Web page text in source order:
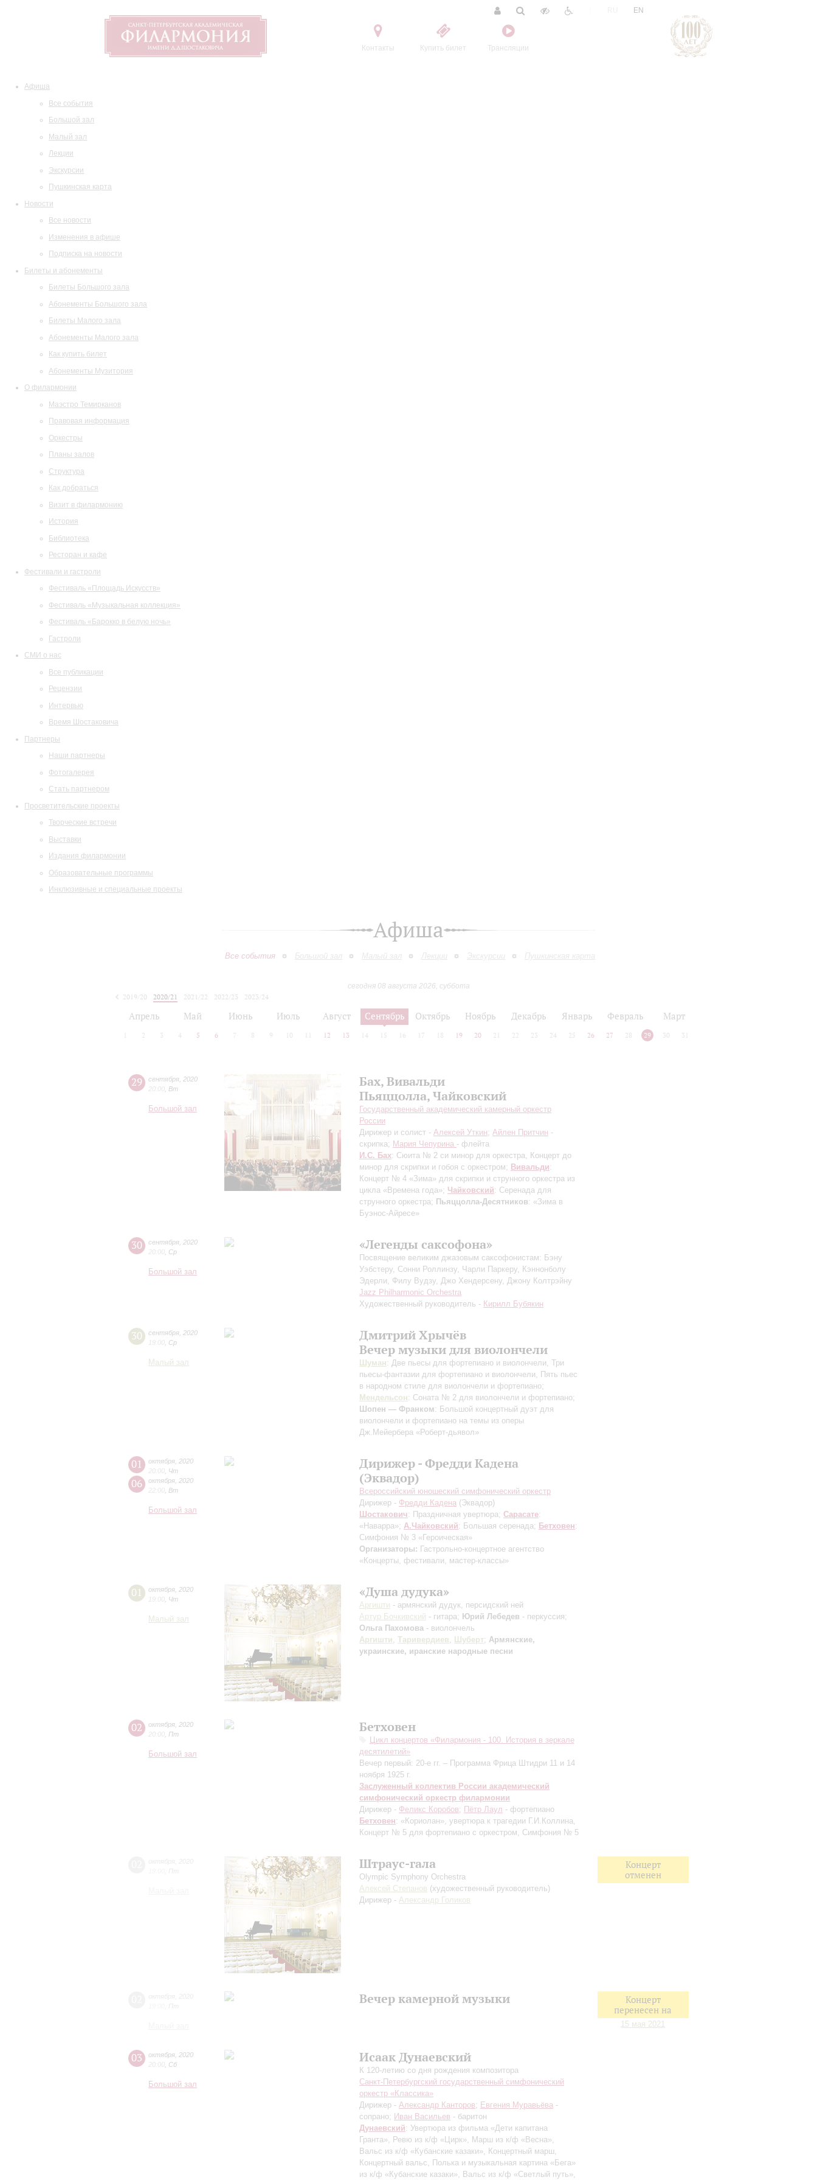
Контакты Купить билет Трансляции
EN
Афиша
Все события
Большой зал
Малый зал
Лекции
Экскурсии
Пушкинская карта
Новости
Все новости
Изменения в афише
Подписка на новости
Билеты и абонементы
Билеты Большого зала
Абонементы Большого зала
Билеты Малого зала
Абонементы Малого зала
Как купить билет
Абонементы Музитория
О филармонии
Маэстро Темирканов
Правовая информация
Оркестры
Планы залов
Структура
Как добраться
Визит в филармонию
История
Библиотека
Ресторан и кафе
Фестивали и гастроли
Фестиваль «Площадь Искусств»
Фестиваль «Музыкальная коллекция»
Фестиваль «Барокко в белую ночь»
Гастроли
СМИ о нас
Все публикации
Рецензии
Интервью
Время Шостаковича
Партнеры
Наши партнеры
Фотогалерея
Стать партнером
Просветительские проекты
Творческие встречи
Выставки
Издания филармонии
Образовательные программы
Инклюзивные и специальные проекты
Афиша
Все события Большой зал Малый зал Лекции Экскурсии Пушкинская карта
сегодня 08 августа 2026, суббота
2019/20
2020/21 2021/22 2022/23
2023/24
Апрель Май Июнь Июль Август Сентябрь Октябрь Ноябрь Декабрь Январь Февраль Март
2 3 4 5 6 7 8 9 10 12 13 14 15 16 17 18 19 20 21 22 23 24 25 26 27 28 29 30 31
29 сентября 2020
20:00 Вт
Большой зал
Бах, Вивальди
Пьяццолла, Чайковский
Государственный академический камерный оркестр
России
Дирижер и солист - Алексей Уткин; Айлен Притчин -
скрипка; Мария Чепурина - флейта
И.С. Бах: Сюита № 2 си минор для оркестра, Концерт до
минор для скрипки и гобоя с оркестром; Вивальди:
Концерт № 4 «Зима» для скрипки и струнного оркестра из
цикла «Времена года»; Чайковский: Серенада для
струнного оркестра; Пьяццолла-Десятников: «Зима в
Буэнос-Айресе»
30 сентября 2020
20:00 Ср
Большой зал
«Легенды саксофона»
Посвящение великим джазовым саксофонистам: Бэну
Уэбстеру, Сонни Роллинзу, Чарли Паркеру, Кэннонболу
Эдерли, Филу Вудзу, Джо Хендерсену, Джону Колтрэйну
Jazz Philharmonic Orchestra
Художественный руководитель - Кирилл Бубякин
30 сентября 2020
19:00 Ср
Малый зал
Дмитрий Хрычёв
Вечер музыки для виолончели
Шуман: Две пьесы для фортепиано и виолончели, Три
пьесы-фантазии для фортепиано и виолончели, Пять пьес
в народном стиле для виолончели и фортепиано;
Мендельсон: Соната № 2 для виолончели и фортепиано;
Шопен — Франком: Большой концертный дуэт для
виолончели и фортепиано на темы из оперы
Дж.Мейербера «Роберт-дьявол»
01 октября 2020
20:00 Чт
06 октября 2020
22:00 Вт
Большой зал
Дирижер - Фредди Кадена
(Эквадор)
Всероссийский юношеский симфонический оркестр
Дирижер - Фредди Кадена (Эквадор)
Шостакович: Праздничная увертюра; Сарасате:
«Наварра»; А.Чайковский: Большая серенада; Бетховен:
Симфония № 3 «Героическая»
Организаторы: Гастрольно-концертное агентство
«Концерты, фестивали, мастер-классы»
01 октября 2020
19:00 Чт
Малый зал
«Душа дудука»
Аргишти - армянский дудук, персидский ней
Артур Бочкивский - гитара; Юрий Лебедев - перкуссия;
Ольга Пахомова - виолончель
Аргишти, Таривердиев, Шуберт; Армянские,
украинские, иранские народные песни
02 октября 2020
20:00 Пт
Большой зал
Бетховен
Цикл концертов «Филармония - 100. История в зеркале
десятилетий»
Вечер первый: 20-е гг. – Программа Фрица Штидри 11 и 14
ноября 1925 г.
Заслуженный коллектив России академический
симфонический оркестр филармонии
Дирижер - Феликс Коробов; Пётр Лаул - фортепиано
Бетховен: «Кориолан», увертюра к трагедии Г.И.Коллина,
Концерт № 5 для фортепиано с оркестром, Симфония № 5
Штраус-гала
Olympic Symphony Orchestra
Алексей Степанов (художественный руководитель)
Дирижер - Александр Голиков
Концерт
отменен
Вечер камерной музыки
Концерт
перенесен на
15 мая 2021
03 октября 2020
20:00 Сб
Большой зал
Исаак Дунаевский
К 120-летию со дня рождения композитора
Санкт-Петербургский государственный симфонический
оркестр «Классика»
Дирижер - Александр Канторов; Евгения Муравьёва -
сопрано; Иван Васильев - баритон
Дунаевский: Увертюра из фильма «Дети капитана
Гранта», Ревю из к/ф «Цирк», Марш из к/ф «Весна»,
Вальс из к/ф «Кубанские казаки», Концертный марш,
Концертный вальс, Полька и музыкальная картина «Бега»
из к/ф «Кубанские казаки», Вальс из к/ф «Светлый путь»,